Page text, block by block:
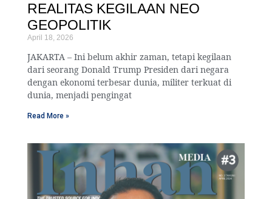
REALITAS KEGILAAN NEO
GEOPOLITIK
April 18, 2026
JAKARTA – Ini belum akhir zaman, tetapi kegilaan
dari seorang Donald Trump Presiden dari negara
dengan ekonomi terbesar dunia, militer terkuat di
dunia, menjadi pengingat
Read More »